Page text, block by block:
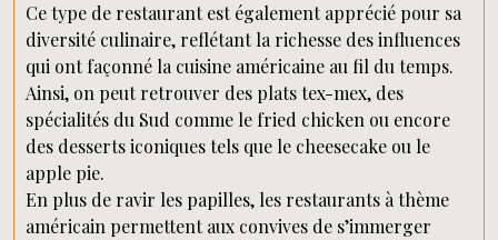
Ce type de restaurant est également apprécié pour sa
diversité culinaire, reflétant la richesse des influences
qui ont façonné la cuisine américaine au fil du temps.
Ainsi, on peut retrouver des plats tex-mex, des
spécialités du Sud comme le fried chicken ou encore
des desserts iconiques tels que le cheesecake ou le
apple pie.
En plus de ravir les papilles, les restaurants à thème
américain permettent aux convives de s’immerger